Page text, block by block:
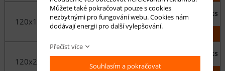
120x170 cm 1 050 Kč
ks
120x200 cm 1 240 Kč
ks
Můžete také pokračovat pouze s cookies
nezbytnými pro fungování webu. Cookies nám
dodávají energii pro další vylepšování.
Přečíst více
Souhlasím a pokračovat